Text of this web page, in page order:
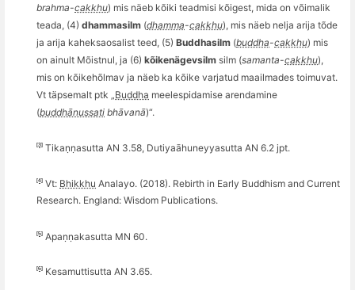
brahma-cakkhu) mis näeb kõiki teadmisi kõigest, mida on võimalik
teada, (4) dhammasilm (dhamma-cakkhu), mis näeb nelja arija tõde
ja arija kaheksaosalist teed, (5) Buddhasilm (buddha-cakkhu) mis
on ainult Mõistnul, ja (6) kõikenägevsilm silm (samanta-cakkhu),
mis on kõikehõlmav ja näeb ka kõike varjatud maailmades toimuvat.
Vt täpsemalt ptk „ Buddha meelespidamise arendamine
(buddhānussati bhāvanā)“.
[3] Tikaṇṇasutta AN 3.58, Dutiyaāhuneyyasutta AN 6.2 jpt.
[4] Vt: Bhikkhu Analayo. (2018). Rebirth in Early Buddhism and Current
Research. England: Wisdom Publications.
[5] Apaṇṇakasutta MN 60.
[6] Kesamuttisutta AN 3.65.